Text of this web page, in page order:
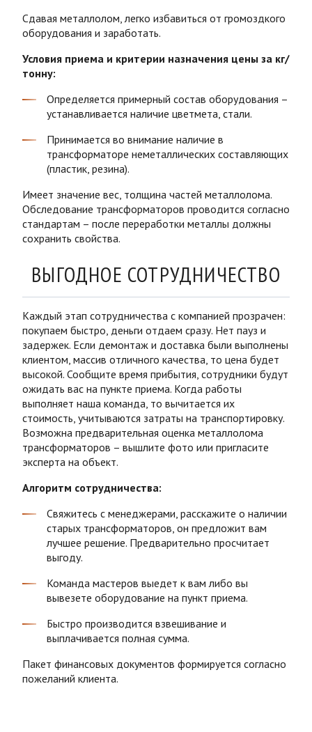
Сдавая металлолом, легко избавиться от громоздкого
оборудования и заработать.
Условия приема и критерии назначения цены за кг/
тонну:
Определяется примерный состав оборудования –
устанавливается наличие цветмета, стали.
Принимается во внимание наличие в
трансформаторе неметаллических составляющих
(пластик, резина).
Имеет значение вес, толщина частей металлолома.
Обследование трансформаторов проводится согласно
стандартам – после переработки металлы должны
сохранить свойства.
ВЫГОДНОЕ СОТРУДНИЧЕСТВО
Каждый этап сотрудничества с компанией прозрачен:
покупаем быстро, деньги отдаем сразу. Нет пауз и
задержек. Если демонтаж и доставка были выполнены
клиентом, массив отличного качества, то цена будет
высокой. Сообщите время прибытия, сотрудники будут
ожидать вас на пункте приема. Когда работы
выполняет наша команда, то вычитается их
стоимость, учитываются затраты на транспортировку.
Возможна предварительная оценка металлолома
трансформаторов – вышлите фото или пригласите
эксперта на объект.
Алгоритм сотрудничества:
Свяжитесь с менеджерами, расскажите о наличии
старых трансформаторов, он предложит вам
лучшее решение. Предварительно просчитает
выгоду.
Команда мастеров выедет к вам либо вы
вывезете оборудование на пункт приема.
Быстро производится взвешивание и
выплачивается полная сумма.
Пакет финансовых документов формируется согласно
пожеланий клиента.